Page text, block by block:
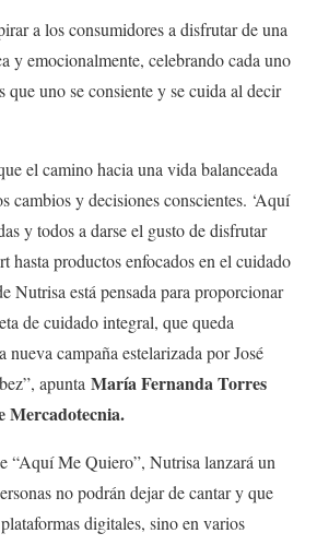
a los consumidores a disfrutar de una
y emocionalmente, celebrando cada uno
que uno se consiente y se cuida al decir
el camino hacia una vida balanceada
cambios y decisiones conscientes. ‘Aquí
y todos a darse el gusto de disfrutar
hasta productos enfocados en el cuidado
Nutrisa está pensada para proporcionar
de cuidado integral, que queda
nueva campaña estelarizada por José
apunta María Fernanda Torres
Mercadotecnia.
“Aquí Me Quiero”, Nutrisa lanzará un
no podrán dejar de cantar y que
digitales, sino en varios